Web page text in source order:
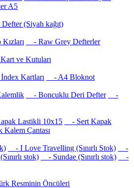
A5
(Siyah kağıt)
- Raw Grey Defterler
ve Kutuları
Kartları
- A4 Bloknot
- Boncuklu Deri Defter
-
Lastikli 10x15
- Sert Kapak
Çantası
- I Love Travelling (Sınırlı Stok)
-
stok)
- Sundae (Sınırlı stok)
-
Resminin Öncüleri